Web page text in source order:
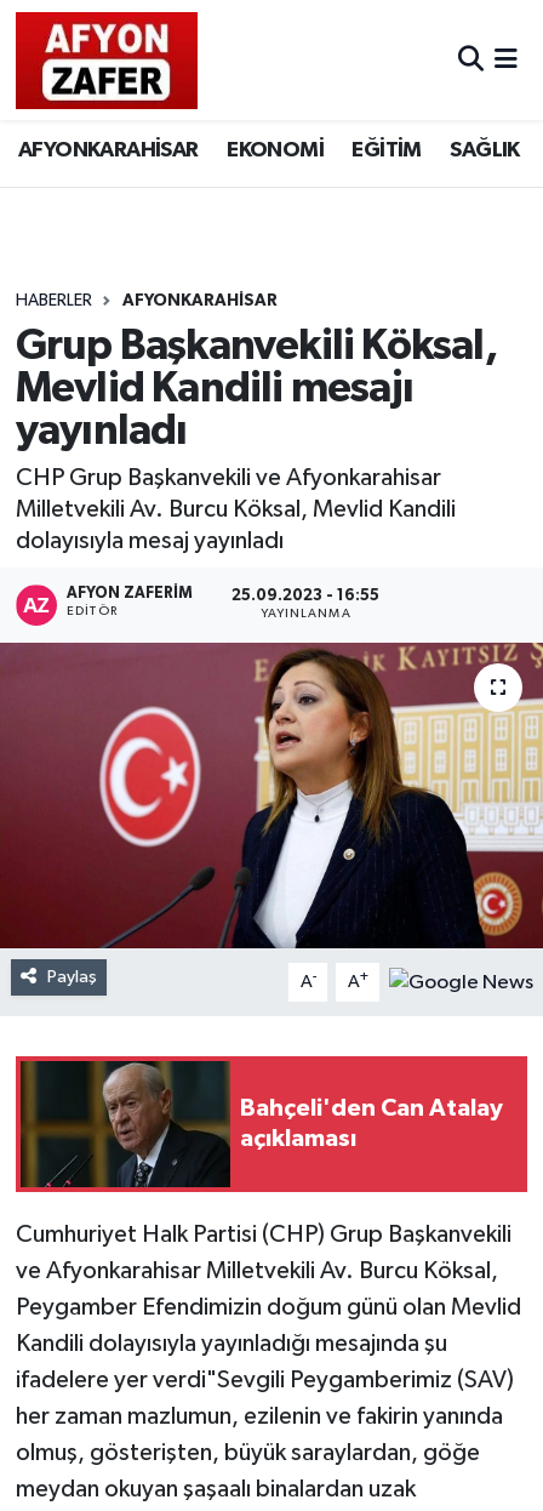
AFYONKARAHİSAR EKONOMİ EĞİTİM SAĞLIK
HABERLER AFYONKARAHİSAR
Grup Başkanvekili Köksal,
Mevlid Kandili mesajı
yayınladı
CHP Grup Başkanvekili ve Afyonkarahisar
Milletvekili Av. Burcu Köksal, Mevlid Kandili
dolayısıyla mesaj yayınladı
AFYON ZAFERİM
EDITÖR
25.09.2023 - 16:55
YAYINLANMA
Paylaş A- A+
Bahçeli'den Can Atalay
açıklaması
Cumhuriyet Halk Partisi (CHP) Grup Başkanvekili
ve Afyonkarahisar Milletvekili Av. Burcu Köksal,
Peygamber Efendimizin doğum günü olan Mevlid
Kandili dolayısıyla yayınladığı mesajında şu
ifadelere yer verdi"Sevgili Peygamberimiz (SAV)
her zaman mazlumun, ezilenin ve fakirin yanında
olmuş, gösterişten, büyük saraylardan, göğe
meydan okuyan şaşaalı binalardan uzak